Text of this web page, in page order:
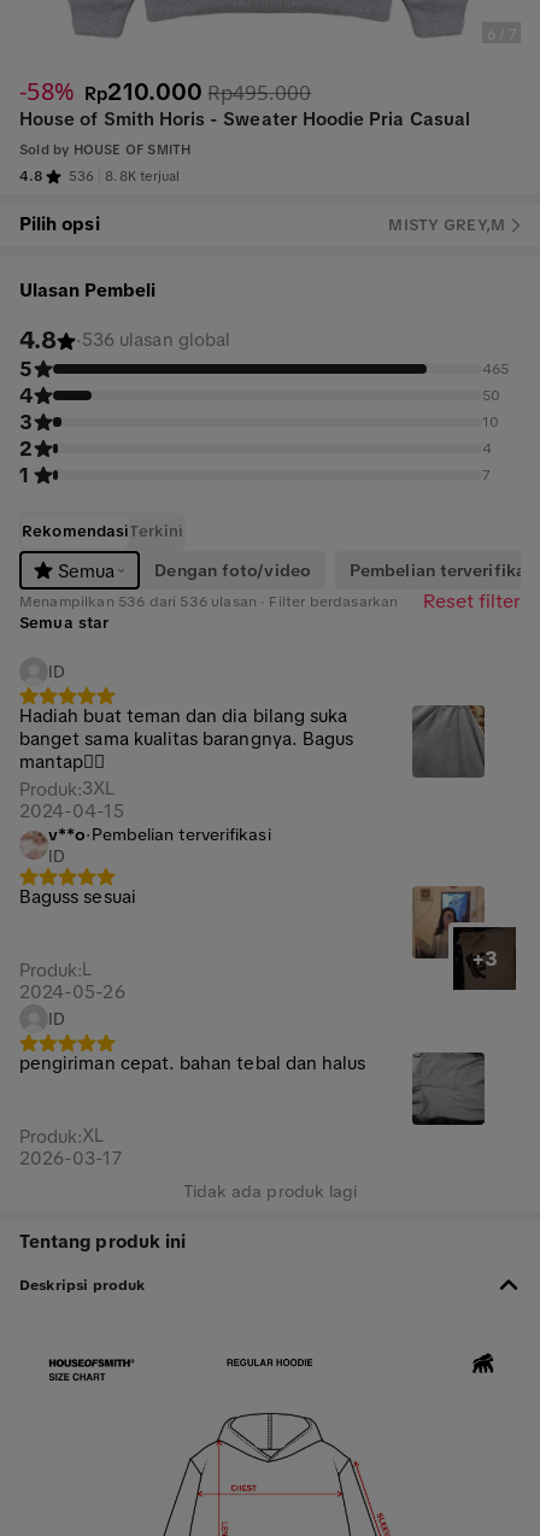
-58% Rp210.000 Rp495.000
House of Smith Horis - Sweater Hoodie Pria Casual
Sold by HOUSE OF SMITH
4.8
536 8.8K terjual
Pilih opsi MISTY GREY,M
Ulasan Pembeli
4.8 ·536 ulasan global
5 465
4 50
3 10
2 4
1 7
RekomendasiTerkini
Semua
Dengan foto/video Pembelian terverifikasi
Menampilkan 536 dari 536 ulasan · Filter berdasarkan Reset filter
Semua star
ID
Hadiah buat teman dan dia bilang suka
banget sama kualitas barangnya. Bagus
mantap👍🏻
Produk:3XL
2024-04-15
v**o·Pembelian terverifikasi
ID
Baguss sesuai
+3
Produk:L
2024-05-26
ID
pengiriman cepat. bahan tebal dan halus
Produk:XL
2026-03-17
Tidak ada produk lagi
Tentang produk ini
Deskripsi produk